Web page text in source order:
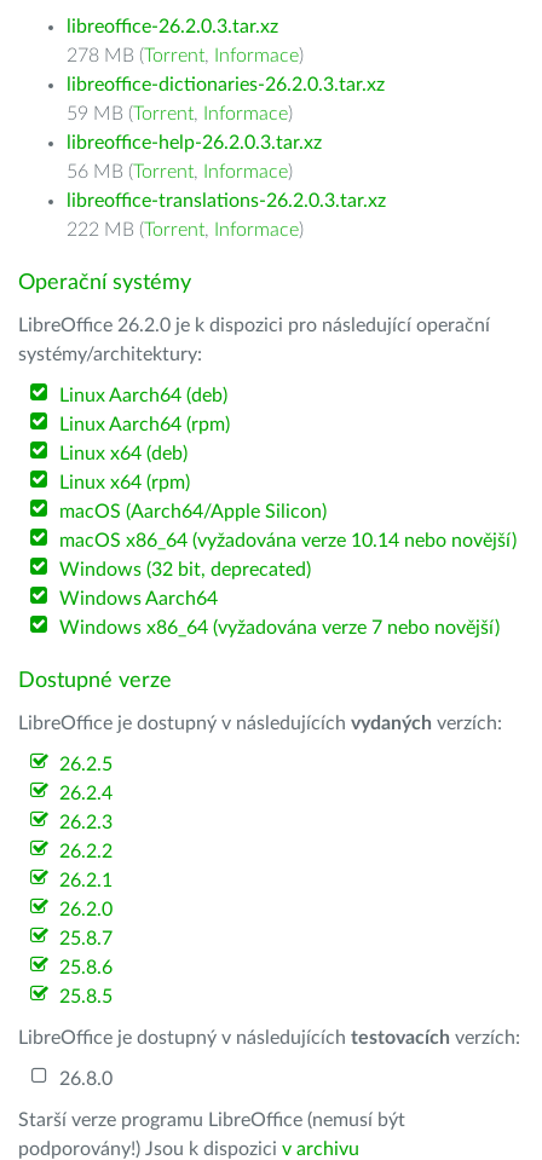
libreoffice-26.2.0.3.tar.xz
278 MB (Torrent, Informace)
libreoffice-dictionaries-26.2.0.3.tar.xz
59 MB (Torrent, Informace)
libreoffice-help-26.2.0.3.tar.xz
56 MB (Torrent, Informace)
libreoffice-translations-26.2.0.3.tar.xz
222 MB (Torrent, Informace)
Operační systémy
LibreOffice 26.2.0 je k dispozici pro následující operační
systémy/architektury:
Linux Aarch64 (deb)
Linux Aarch64 (rpm)
Linux x64 (deb)
Linux x64 (rpm)
macOS (Aarch64/Apple Silicon)
macOS x86_64 (vyžadována verze 10.14 nebo novější)
Windows (32 bit, deprecated)
Windows Aarch64
Windows x86_64 (vyžadována verze 7 nebo novější)
Dostupné verze
LibreOffice je dostupný v následujících vydaných verzích:
26.2.5
26.2.4
26.2.3
26.2.2
26.2.1
26.2.0
25.8.7
25.8.6
25.8.5
LibreOffice je dostupný v následujících testovacích verzích:
26.8.0
Starší verze programu LibreOffice (nemusí být
podporovány!) Jsou k dispozici v archivu